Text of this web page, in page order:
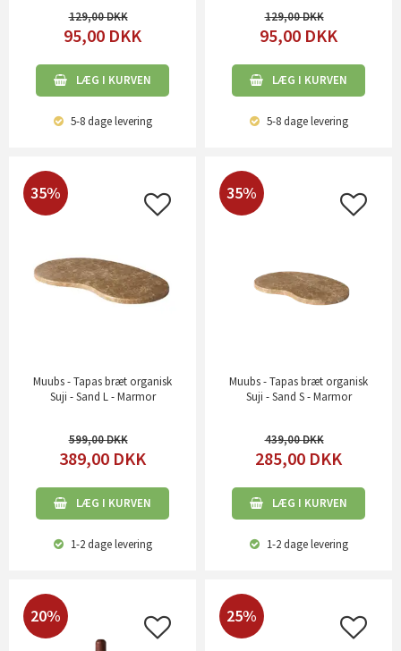
129,00
95,00 DKK
LÆG I KURVEN
5-8 dagelevering
129,00
95,00 DKK
LÆG I KURVEN
5-8 dagelevering
35%
Muubs - Tapas bræt organisk
Suji - Sand L - Marmor
599,00
389,00 DKK
LÆG I KURVEN
1-2 dagelevering
35%
Muubs - Tapas bræt organisk
Suji - Sand S - Marmor
439,00
285,00 DKK
LÆG I KURVEN
1-2 dagelevering
20% 25%